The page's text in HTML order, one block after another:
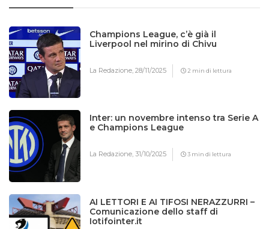
Champions League, c’è già il
Liverpool nel mirino di Chivu
La Redazione,28/11/2025 2 min di lettura
Inter: un novembre intenso tra Serie A
e Champions League
La Redazione,31/10/2025 3 min di lettura
AI LETTORI E AI TIFOSI NERAZZURRI –
Comunicazione dello staff di
Iotifointer.it